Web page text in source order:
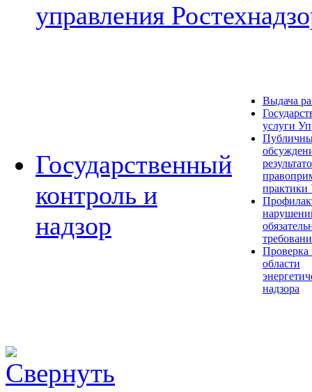
управления
Государственный
контроль и
надзор
Выдача
услуги
практики
Проверка
области
надзора